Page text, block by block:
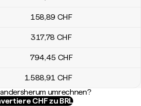
158,89 CHF
317,78 CHF
794,45 CHF
1.588,91 CHF
umrechnen?
CHF zu BRL